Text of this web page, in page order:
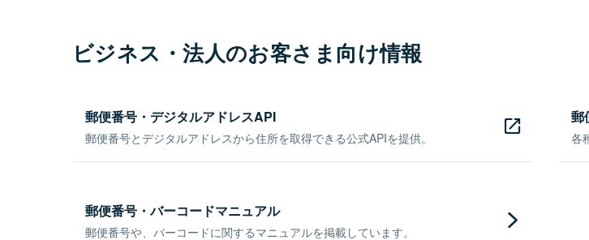
ビジネス・法人のお客さま向け情報
郵便番号・デジタルアドレスAPI
郵便番号とデジタルアドレスから住所を取得できる公式APIを提供。
郵
各
郵便番号・バーコードマニュアル
郵便番号や、バーコードに関するマニュアルを掲載しています。